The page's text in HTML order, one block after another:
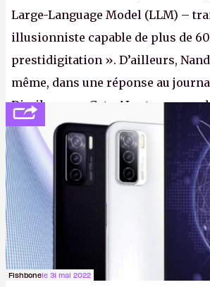
Large-Language Model (LLM) –
illusionniste capable de plus de
prestidigitation ». D’ailleurs,
même, dans une réponse au
Dimikas, que Gato AI est « encore
prétendre réussir le célèbre test
photo : Pexels - Arthur Brognoli)
Fishbonele 31 mai 2022